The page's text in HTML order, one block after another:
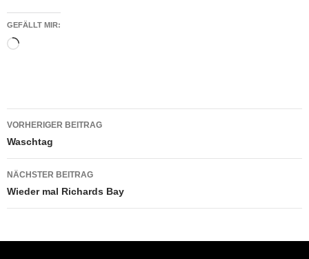
GEFÄLLT MIR:
Wird
Beitragsnavigation
VORHERIGER BEITRAG
Waschtag
NÄCHSTER BEITRAG
Wieder mal Richards Bay